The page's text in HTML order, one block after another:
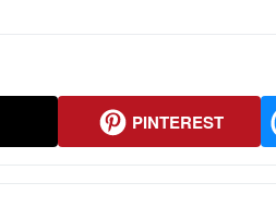
PINTEREST